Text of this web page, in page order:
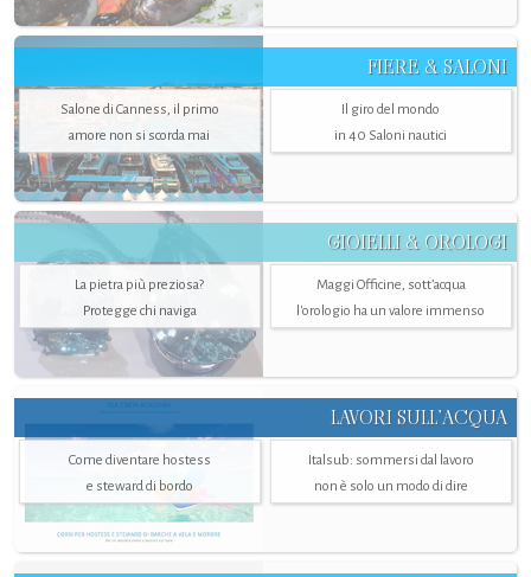
FIERE & SALONI
Salone di Canness, il primo
amore non si scorda mai
Il giro del mondo
in 40 Saloni nautici
GIOIELLI & OROLOGI
La pietra più preziosa?
Protegge chi naviga
Maggi Officine, sott’acqua
l'orologio ha un valore immenso
LAVORI SULL’ACQUA
Come diventare hostess
e steward di bordo
Italsub: sommersi dal lavoro
non è solo un modo di dire